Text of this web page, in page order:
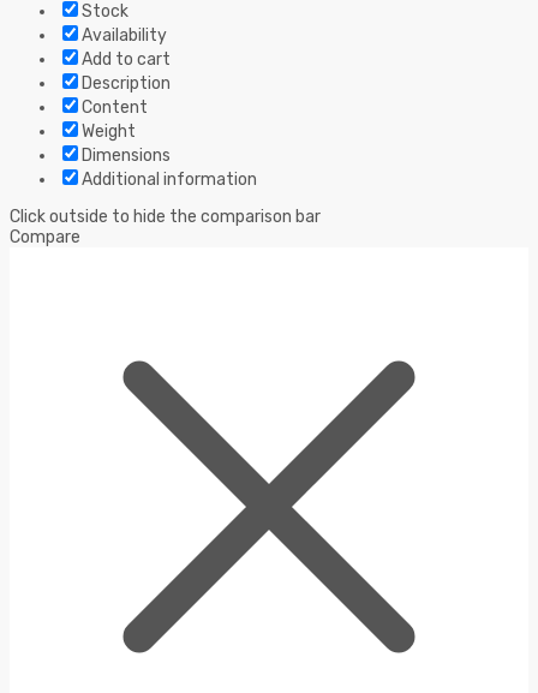
Stock
Availability
Add to cart
Description
Content
Weight
Dimensions
Additional information
Click outside to hide the comparison bar
Compare